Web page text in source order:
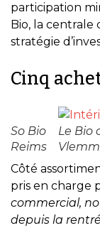
participation
Bio, la centrale
stratégie
Cinq
So Bio
Reims
Le Bio
Côté
pris en charge
commercial,
depuis la